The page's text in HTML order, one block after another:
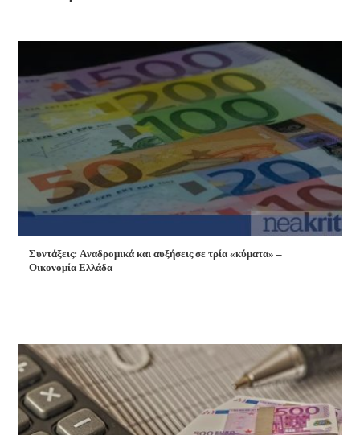
Συντάξεις: Aναδρομικά και αυξήσεις σε τρία «κύματα» –
Οικονομία Ελλάδα